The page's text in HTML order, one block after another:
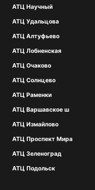
АТЦ Научный
АТЦ Удальцова
АТЦ Алтуфьево
АТЦ Лобненская
АТЦ Очаково
АТЦ Солнцево
АТЦ Раменки
АТЦ Варшавское ш
АТЦ Измайлово
АТЦ Проспект Мира
АТЦ Зеленоград
АТЦ Подольск